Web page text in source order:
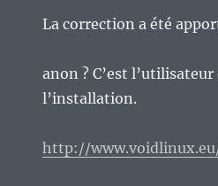
La correction a été
anon ? C’est
l’installation.
http://